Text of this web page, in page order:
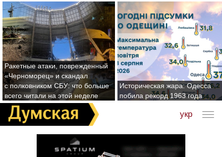
Ракетные атаки, поврежденный
«Черноморец» и скандал
с полковником СБУ: что больше
всего читали на этой неделе
Историческая жара: Одесса
побила рекорд 1963 года
укр